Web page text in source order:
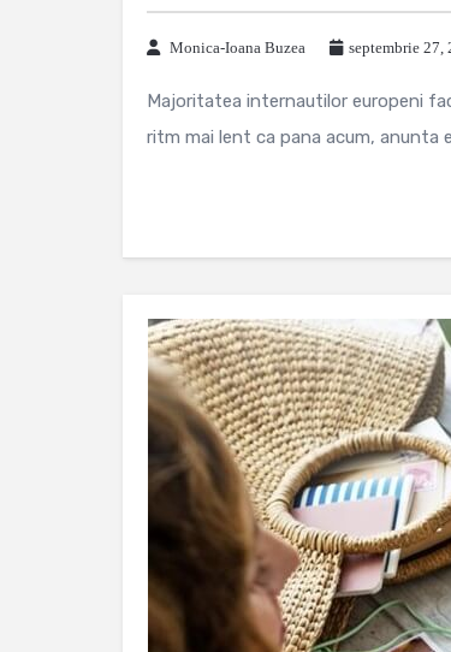
Monica-Ioana Buzea septembrie 27,
Majoritatea internautilor europeni
ritm mai lent ca pana acum, anunta